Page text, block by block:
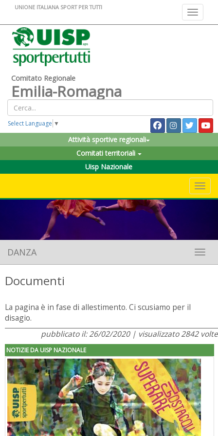
Toggle
UNIONE ITALIANA SPORT PER TUTTI
Comitato Regionale
Emilia-Romagna
Select Language ▼
Attività sportive regionali
Comitati territoriali
Uisp Nazionale
DANZA
Documenti
La pagina è in fase di allestimento. Ci scusiamo per il
disagio.
pubblicato il: 26/02/2020 | visualizzato 2842 volte
NOTIZIE DA UISP NAZIONALE